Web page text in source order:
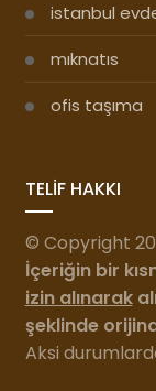
istanbul
mıknatıs
ofis taşıma
TELİF HAKKI
© Copyright
İçeriğin bir
izin alınarak
şeklinde
Aksi